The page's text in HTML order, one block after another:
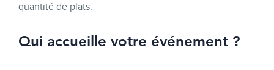
quantité de plats.
Qui accueille votre événement ?